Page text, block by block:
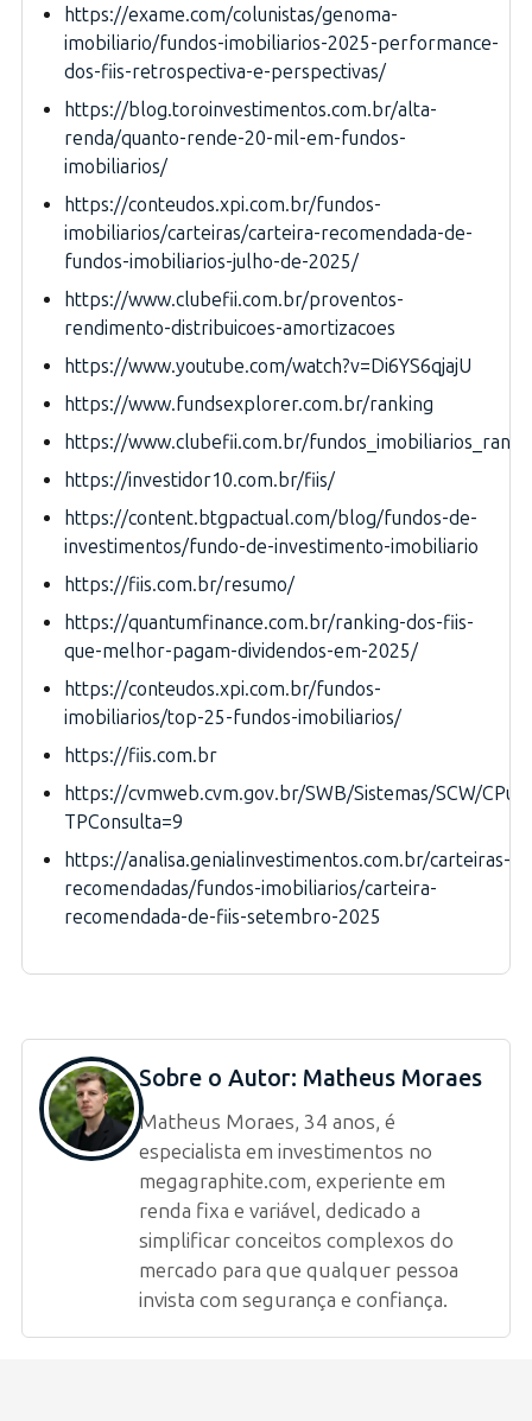
https://exame.com/colunistas/genoma-
imobiliario/fundos-imobiliarios-2025-performance-
dos-fiis-retrospectiva-e-perspectivas/
https://blog.toroinvestimentos.com.br/alta-
renda/quanto-rende-20-mil-em-fundos-
imobiliarios/
https://conteudos.xpi.com.br/fundos-
imobiliarios/carteiras/carteira-recomendada-de-
fundos-imobiliarios-julho-de-2025/
https://www.clubefii.com.br/proventos-
rendimento-distribuicoes-amortizacoes
https://www.youtube.com/watch?v=Di6YS6qjajU
https://www.fundsexplorer.com.br/ranking
https://www.clubefii.com.br/
https://investidor10.com.br/fiis/
https://content.btgpactual.com/blog/fundos-de-
investimentos/fundo-de-investimento-imobiliario
https://fiis.com.br/resumo/
https://quantumfinance.com.br/ranking-dos-fiis-
que-melhor-pagam-dividendos-em-2025/
https://conteudos.xpi.com.br/fundos-
imobiliarios/top-25-fundos-imobiliarios/
https://fiis.com.br
https://cvmweb.cvm.gov.br/SWB/Sistemas/SCW/
TPConsulta=9
https://analisa.genialinvestimentos.com.br/carteiras-
recomendadas/fundos-imobiliarios/carteira-
recomendada-de-fiis-setembro-2025
Sobre o Autor: Matheus Moraes
Matheus Moraes, 34 anos, é
especialista em investimentos no
megagraphite.com, experiente em
renda fixa e variável, dedicado a
simplificar conceitos complexos do
mercado para que qualquer pessoa
invista com segurança e confiança.